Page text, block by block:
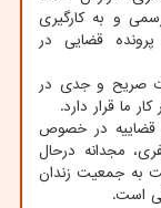
و به کارگیری
قضایی در
صریح و جدی در
ما قرار دارد.
قضاییه در خصوص
مجدانه درحال
به جمعیت زندان
است.